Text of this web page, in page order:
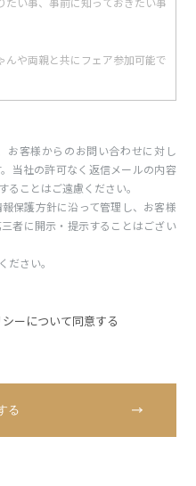
客様からのお問い合わせに対し
当社の許可なく返信メールの内容
ことはご遠慮ください。
保護方針に沿って管理し、お客様
者に開示・提示することはござい
ださい。
ーについて同意する